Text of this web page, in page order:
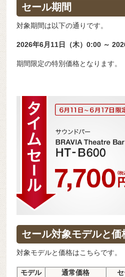
セール期間
対象期間は以下の通りです。
2026年6月11日（木）0:00 ～
期間限定の特別価格となります。
セール対象モデルと価
対象モデルと価格はこちらです。
モデル 通常価格